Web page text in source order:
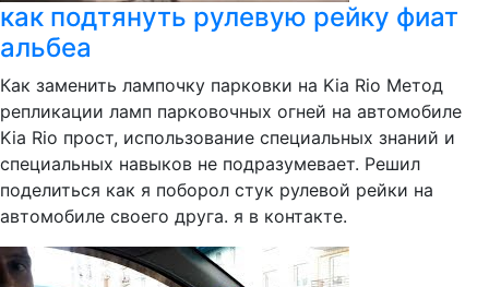
как подтянуть рулевую рейку фиат
альбеа
Как заменить лампочку парковки на Kia Rio Метод
репликации ламп парковочных огней на автомобиле
Kia Rio прост, использование специальных знаний и
специальных навыков не подразумевает. Решил
поделиться как я поборол стук рулевой рейки на
автомобиле своего друга. я в контакте.